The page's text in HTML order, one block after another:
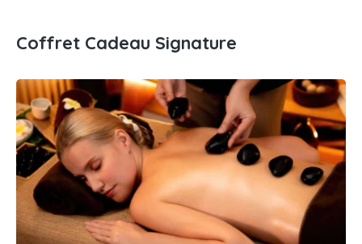
Coffret Cadeau Signature